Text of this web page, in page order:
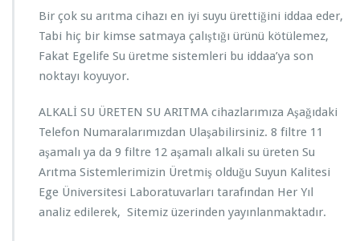
Bir çok su arıtma cihazı en iyi suyu ürettiğini iddaa eder,
Tabi hiç bir kimse satmaya çalıştığı ürünü kötülemez,
Fakat Egelife Su üretme sistemleri bu iddaa’ya son
noktayı koyuyor.
ALKALİ SU ÜRETEN SU ARITMA cihazlarımıza Aşağıdaki
Telefon Numaralarımızdan Ulaşabilirsiniz. 8 filtre 11
aşamalı ya da 9 filtre 12 aşamalı alkali su üreten Su
Arıtma Sistemlerimizin Üretmiş olduğu Suyun Kalitesi
Ege Üniversitesi Laboratuvarları tarafından Her Yıl
analiz edilerek, Sitemiz üzerinden yayınlanmaktadır.